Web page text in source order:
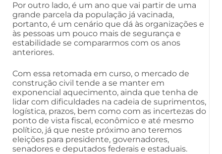
Por outro lado, é um ano que vai partir de uma
grande parcela da população já vacinada,
portanto, é um cenário que dá às organizações e
às pessoas um pouco mais de segurança e
estabilidade se compararmos com os anos
anteriores.
Com essa retomada em curso, o mercado de
construção civil tende a se manter em
exponencial aquecimento, ainda que tenha de
lidar com dificuldades na cadeia de suprimentos,
logística, prazos, bem como com as incertezas do
ponto de vista fiscal, econômico e até mesmo
político, já que neste próximo ano teremos
eleições para presidente, governadores,
senadores e deputados federais e estaduais.